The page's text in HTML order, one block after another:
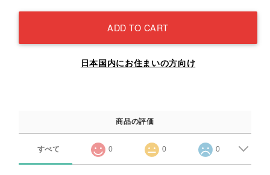
ADD TO CART
日本国内にお住まいの方向け
商品の評価
すべて 0 0 0